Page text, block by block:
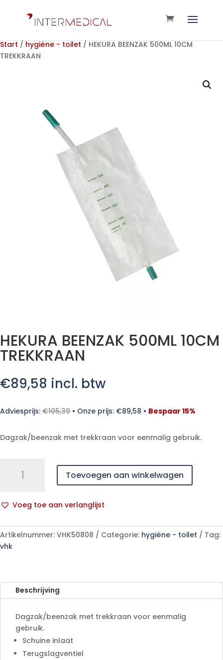
Start / hygiëne - toilet / HEKURA BEENZAK 500ML 10CM
TREKKRAAN
HEKURA BEENZAK 500ML 10CM
TREKKRAAN
€89,58 incl. btw
Adviesprijs: €105,39 • Onze prijs: €89,58 • Bespaar 15%
Dagzak/beenzak met trekkraan voor eenmalig gebruik.
BEENZAK
TREKKRAAN
Toevoegen aan winkelwagen
Voeg toe aan verlanglijst
l
t
e
a
t
Artikelnummer: VHK50808 Categorie: hygiëne - toilet
Tag:
vhk
Beschrijving
Dagzak/beenzak met trekkraan voor eenmalig
gebruik.
Schuine inlaat
Terugslagventiel